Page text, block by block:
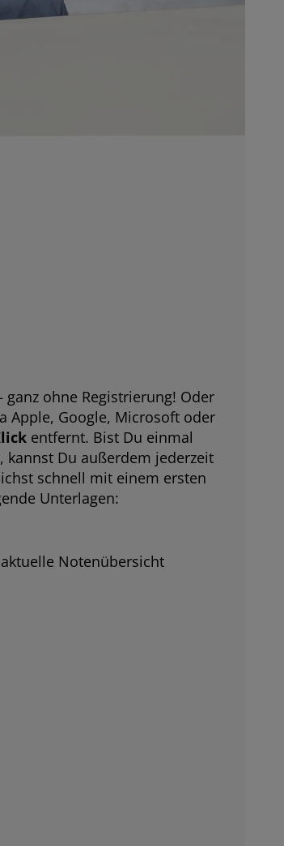
ganz ohne Registrierung! Oder
Apple, Google, Microsoft oder
entfernt. Bist Du einmal
kannst Du außerdem jederzeit
schnell mit einem ersten
Unterlagen:
Notenübersicht